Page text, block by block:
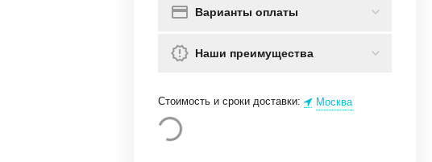
Варианты оплаты
Наши преимущества
Стоимость и сроки доставки: Москва